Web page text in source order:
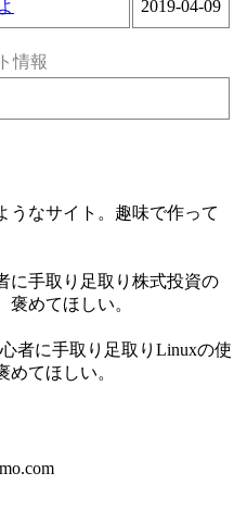
2019-04-09
情報
うなサイト。趣味で作って
に手取り足取り株式投資の
めてほしい。
者に手取り足取りLinuxの使
めてほしい。